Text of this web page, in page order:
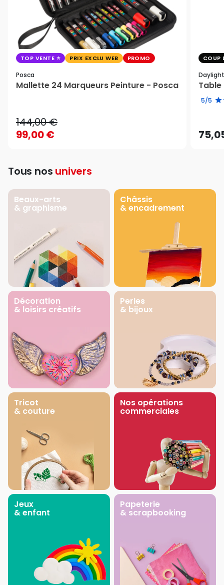
TOP VENTE PRIX EXCLU WEB PROMO
Posca
Mallette 24 Marqueurs Peinture - Posca
144,00 €
99,00 €
COUP
Daylight
Table
5/5
Tous nos univers
Beaux-arts
& graphisme
Châssis
& encadrement
Décoration
& loisirs créatifs
Perles
& bijoux
Tricot
& couture
Nos opérations
commerciales
Jeux
& enfant
Papeterie
& scrapbooking